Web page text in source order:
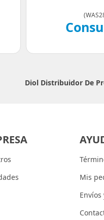
(
Diol Distribuidor De
Mis